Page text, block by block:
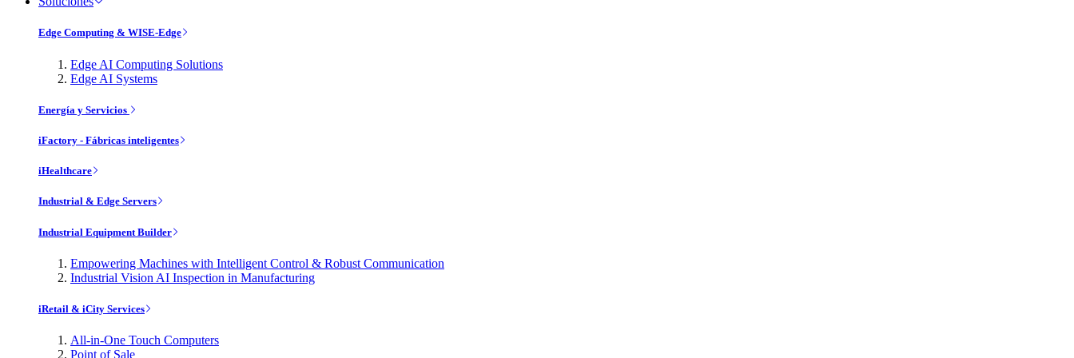
Edge Computing & WISE-Edge
Edge AI Computing Solutions
Edge AI Systems
Energía y Servicios
iFactory - Fábricas inteligentes
iHealthcare
Industrial & Edge Servers
Industrial Equipment Builder
Empowering Machines with Intelligent Control & Robust Communication
Industrial Vision AI Inspection in Manufacturing
iRetail & iCity Services
All-in-One Touch Computers
Point of Sale